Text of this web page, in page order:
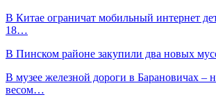
В Китае ограничат мобильный интернет
18…
В Пинском районе закупили два новых
В музее железной дороги в Барановичах –
весом…